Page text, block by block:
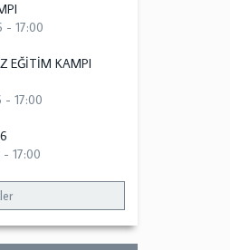
- 17:00
EĞİTİM KAMPI
- 17:00
17:00